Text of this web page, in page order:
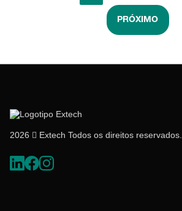
PRÓXIMO
2026  Extech Todos os direitos reservados.